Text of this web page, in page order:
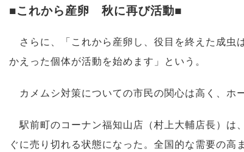
■これから産卵 秋に再び活動■
さらに、「これから産卵し、役目を終えた成虫
かえった個体が活動を始めます」という。
カメムシ対策についての市民の関心は高く、ホ
駅前町のコーナン福知山店（村上大輔店長）は
ぐに売り切れる状態になった。全国的な需要の